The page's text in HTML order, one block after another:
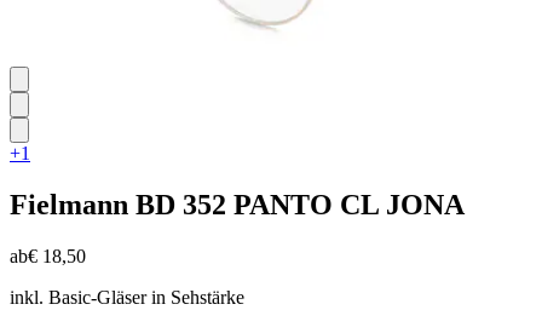
+1
Fielmann BD 352 PANTO CL JONA
ab€ 18,50
inkl. Basic-Gläser in Sehstärke